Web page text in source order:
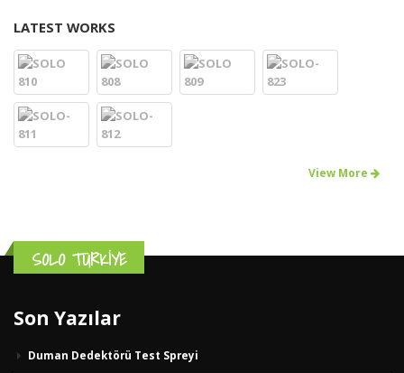
LATEST WORKS
View More
SOLO TÜRKİYE
Son Yazılar
Duman Dedektörü Test Spreyi